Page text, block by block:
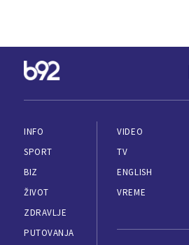
INFO
SPORT
BIZ
ŽIVOT
ZDRAVLJE
PUTOVANJA
VIDEO
TV
ENGLISH
VREME